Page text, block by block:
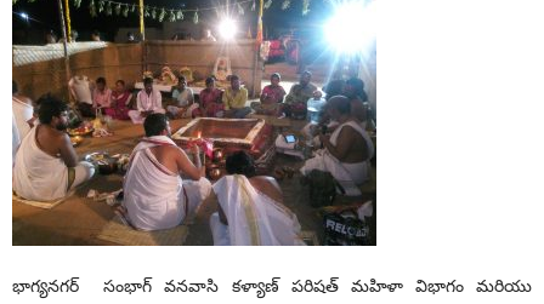
భాగ్యనగర్ సంభాగ్ వనవాసి కళ్యాణ్ పరిషత్ మహిళా విభాగం మరియు